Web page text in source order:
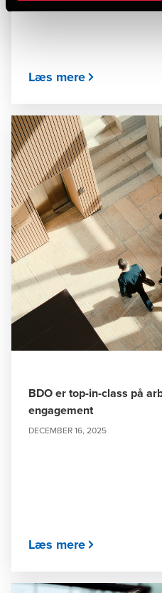
Læs mere
BDO er top-in-class på
engagement
DECEMBER 16, 2025
Læs mere